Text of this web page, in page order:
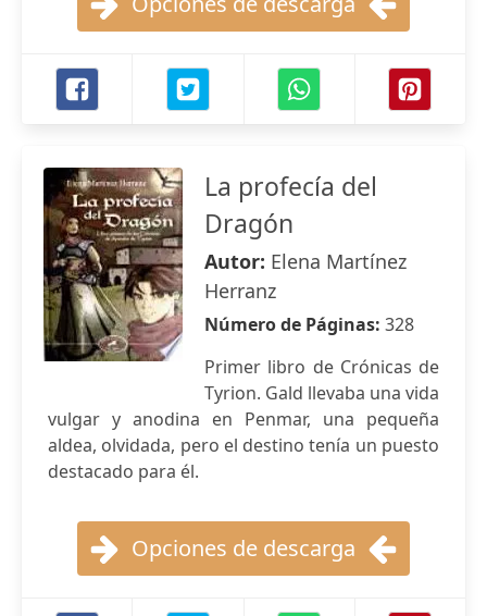
La profecía del
Dragón
Autor: Elena Martínez
Herranz
Número de Páginas: 328
Primer libro de Crónicas de
Tyrion. Gald llevaba una vida
vulgar y anodina en Penmar, una pequeña
aldea, olvidada, pero el destino tenía un puesto
destacado para él.
Opciones de descarga